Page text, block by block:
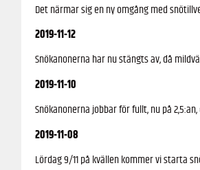
Det närmar sig en ny omgång med
2019-11-12
Snökanonerna har nu stängts av, då
2019-11-10
Snökanonerna jobbar för fullt, nu på
2019-11-08
Lördag 9/11 på kvällen kommer vi starta